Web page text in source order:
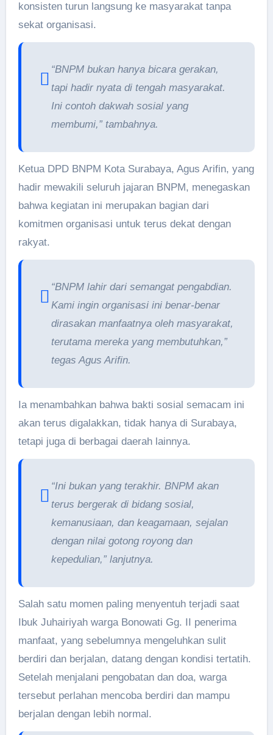
konsisten turun langsung ke masyarakat tanpa
sekat organisasi.
“BNPM bukan hanya bicara gerakan,
tapi hadir nyata di tengah masyarakat.
Ini contoh dakwah sosial yang
membumi,” tambahnya.
Ketua DPD BNPM Kota Surabaya, Agus Arifin, yang
hadir mewakili seluruh jajaran BNPM, menegaskan
bahwa kegiatan ini merupakan bagian dari
komitmen organisasi untuk terus dekat dengan
rakyat.
“BNPM lahir dari semangat pengabdian.
Kami ingin organisasi ini benar-benar
dirasakan manfaatnya oleh masyarakat,
terutama mereka yang membutuhkan,”
tegas Agus Arifin.
Ia menambahkan bahwa bakti sosial semacam ini
akan terus digalakkan, tidak hanya di Surabaya,
tetapi juga di berbagai daerah lainnya.
“Ini bukan yang terakhir. BNPM akan
terus bergerak di bidang sosial,
kemanusiaan, dan keagamaan, sejalan
dengan nilai gotong royong dan
kepedulian,” lanjutnya.
Salah satu momen paling menyentuh terjadi saat
Ibuk Juhairiyah warga Bonowati Gg. II penerima
manfaat, yang sebelumnya mengeluhkan sulit
berdiri dan berjalan, datang dengan kondisi tertatih.
Setelah menjalani pengobatan dan doa, warga
tersebut perlahan mencoba berdiri dan mampu
berjalan dengan lebih normal.